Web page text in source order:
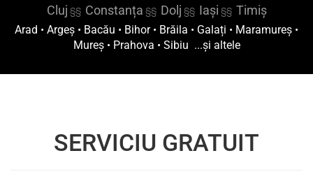
Cluj §§ Constanța §§ Dolj §§ Iași §§ Timiș
Arad • Argeș • Bacău • Bihor• Brăila • Galați • Maramureș •
Mureș• Prahova • Sibiu ...și altele
SERVICIU GRATUIT